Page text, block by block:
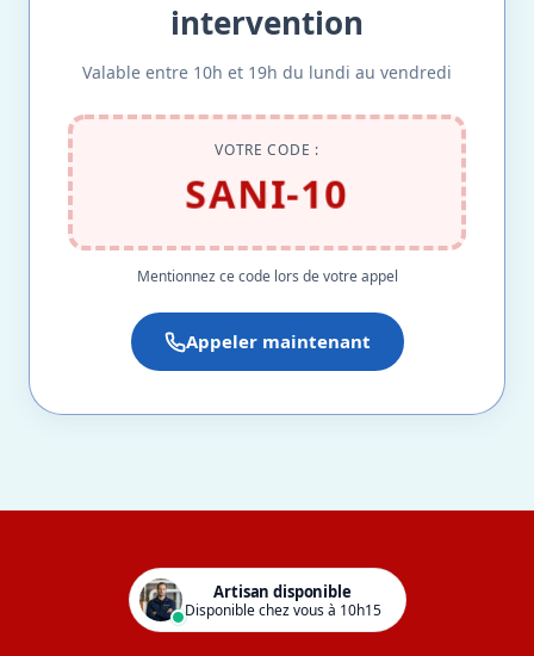
intervention
Valable entre 10h et 19h du lundi au vendredi
VOTRE CODE :
SANI-10
Mentionnez ce code lors de votre appel
Appeler maintenant
Artisan disponible
Disponible chez vous à 10h15